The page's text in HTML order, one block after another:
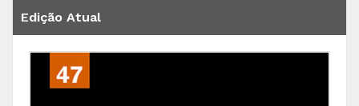
Edição Atual